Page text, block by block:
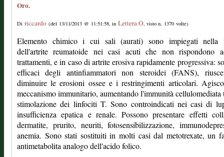
Oro.
Di riccardo (del 13/11/2013 @ 11:51:58, in Lettera O, visto n. 1370 volte)
Elemento chimico i cui sali (aurati) sono impiegati nella
dell'artrite reumatoide nei casi acuti che non rispondono
trattamenti, e in caso di artrite erosiva rapidamente progressiva:
efficaci degli antinfiammatori non steroidei (FANS),
diminuire le erosioni ossee e i restringimenti articolari.
meccanismo immunitario, aumentando l'immunità cellulomediata
stimolazione dei linfociti T. Sono controindicati nei casi di
insufficienza epatica e renale. Possono presentare effetti
dermatite, prurito, neuriti, fotosensibilizzazione,
anemia. Sono stati sostituiti in molti casi dal metotrexate, un
antimetabolita analogo dell'acido folico.